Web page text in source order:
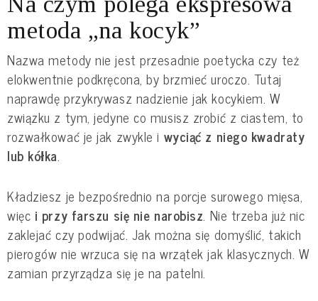
metoda „na kocyk”
Nazwa metody nie jest przesadnie poetycka czy też
elokwentnie podkręcona, by brzmieć uroczo. Tutaj
naprawdę przykrywasz nadzienie jak kocykiem. W
związku z tym, jedyne co musisz zrobić z ciastem, to
rozwałkować je jak zwykle i wyciąć z niego kwadraty
lub kółka.
Kładziesz je bezpośrednio na porcje surowego mięsa,
więc i przy farszu się nie narobisz. Nie trzeba już nic
zaklejać czy podwijać. Jak można się domyślić, takich
pierogów nie wrzuca się na wrzątek jak klasycznych. W
zamian przyrządza się je na patelni.